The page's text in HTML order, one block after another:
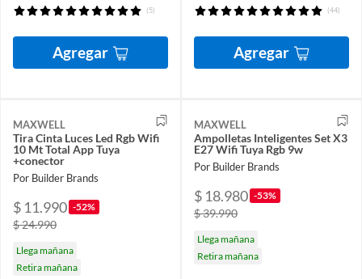
(5)
Agregar
(44)
Agregar
MAXWELL
Tira Cinta Luces Led Rgb Wifi
10 Mt Total App Tuya
+conector
Por Builder Brands
$ 11.990 -52%
$ 24.990
Llega mañana
Retira mañana
MAXWELL
Ampolletas Inteligentes Set X3
E27 Wifi Tuya Rgb 9w
Por Builder Brands
$ 18.980 -53%
$ 39.990
Llega mañana
Retira mañana